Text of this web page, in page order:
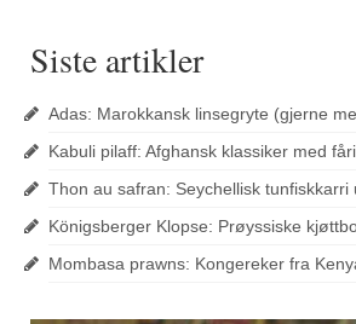
Siste artikler
Adas: Marokkansk linsegryte (gjerne
Kabuli pilaff: Afghansk klassiker med
Thon au safran: Seychellisk tunfiskkarri
Königsberger Klopse: Prøyssiske
Mombasa prawns: Kongereker fra